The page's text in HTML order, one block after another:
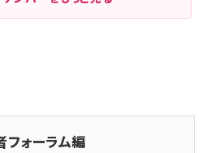
フォーラム編